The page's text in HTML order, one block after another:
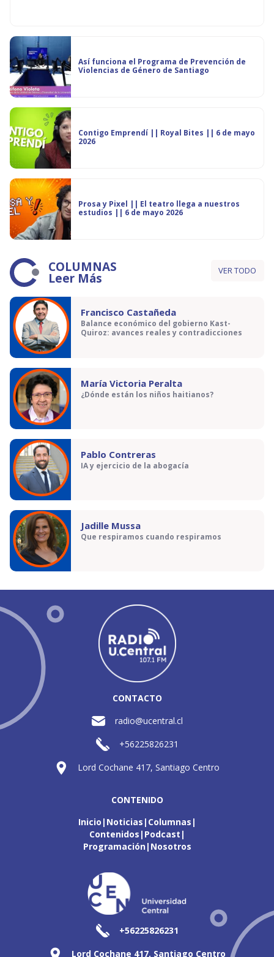
Así funciona el Programa de Prevención de
Violencias de Género de Santiago
Contigo Emprendí || Royal Bites || 6 de mayo
2026
Prosa y Pixel || El teatro llega a nuestros
estudios || 6 de mayo 2026
COLUMNAS
Leer Más VER TODO
Francisco Castañeda
Balance económico del gobierno Kast-
Quiroz: avances reales y contradicciones
María Victoria Peralta
¿Dónde están los niños haitianos?
Pablo Contreras
IA y ejercicio de la abogacía
Jadille Mussa
Que respiramos cuando respiramos
CONTACTO
radio@ucentral.cl
+56225826231
Lord Cochane 417, Santiago Centro
CONTENIDO
Inicio Noticias Columnas
Contenidos Podcast
Programación Nosotros
+56225826231
Lord Cochane 417, Santiago Centro